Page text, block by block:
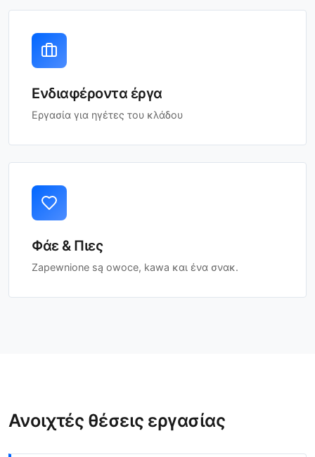
Ενδιαφέροντα έργα
Εργασία για ηγέτες του κλάδου
Φάε & Πιες
Zapewnione są owoce, kawa και ένα σνακ.
Ανοιχτές θέσεις εργασίας